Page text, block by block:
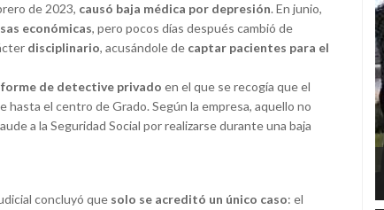
de 2023, causó baja médica por depresión. En junio,
económicas, pero pocos días después cambió de
disciplinario, acusándole de captar pacientes para el
de detective privado en el que se recogía que el
hasta el centro de Grado. Según la empresa, aquello no
a la Seguridad Social por realizarse durante una baja
concluyó que solo se acreditó un único caso: el